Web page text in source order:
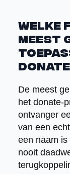
Welke
meest
De meest
het donate-
ontvanger
van een
een naam
nooit